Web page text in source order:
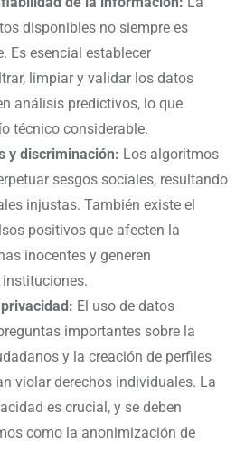
disponibles no siempre es
Es esencial establecer
limpiar y validar los datos
análisis predictivos, lo que
técnico considerable.
y discriminación: Los algoritmos
sesgos sociales, resultando
injustas. También existe el
positivos que afecten la
inocentes y generen
El uso de datos
importantes sobre la
y la creación de perfiles
violar derechos individuales. La
es crucial, y se deben
como la anonimización de